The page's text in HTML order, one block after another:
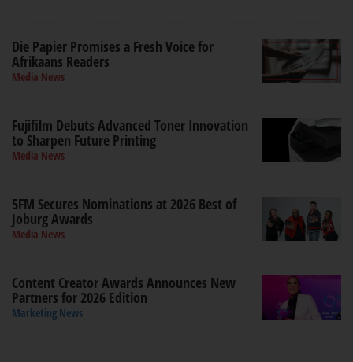
Die Papier Promises a Fresh Voice for
Afrikaans Readers
Media News
Fujifilm Debuts Advanced Toner Innovation
to Sharpen Future Printing
Media News
5FM Secures Nominations at 2026 Best of
Joburg Awards
Media News
Content Creator Awards Announces New
Partners for 2026 Edition
Marketing News